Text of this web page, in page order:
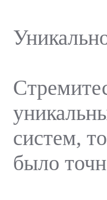
систем,
было